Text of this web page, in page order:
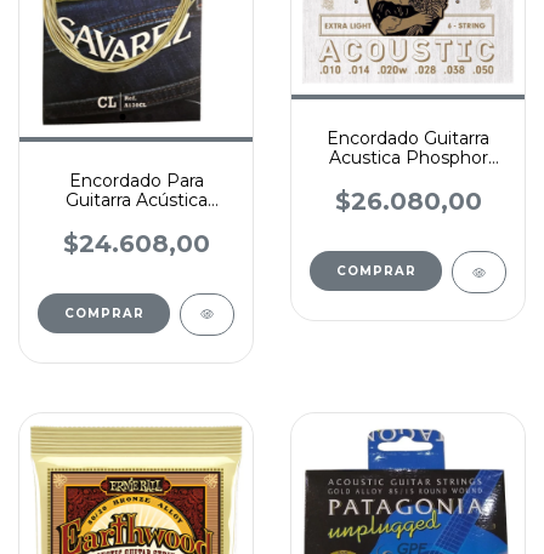
Encordado Para
Guitarra Acústica
052
$24.608,00
Encordado Guitarra
Acustica Phosphor
$26.080,00